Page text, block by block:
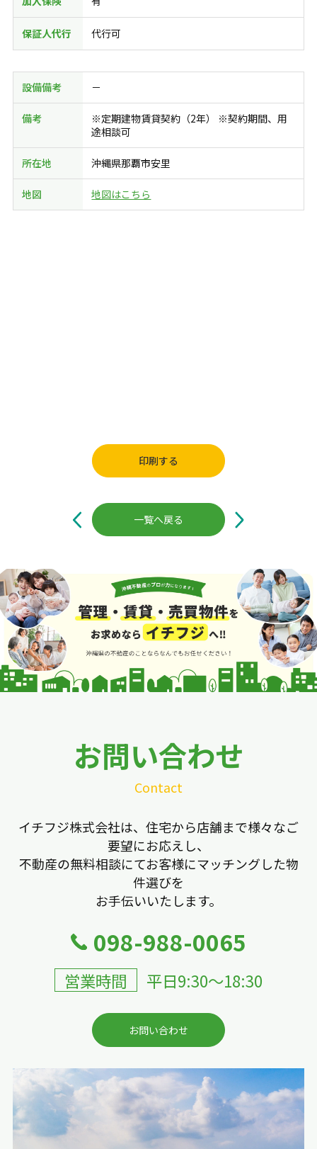
保証人代行 代行可
設備備考 －
備考
※定期建物賃貸契約（2年） ※契約期間、用
途相談可
所在地 沖縄県那覇市安里
地図 地図はこちら
印刷する
シ
ョ
ン
一覧へ戻る
お問い合わせ
Contact
イチフジ株式会社は、住宅から店舗まで様々なご
要望にお応えし、
不動産の無料相談にてお客様にマッチングした物
件選びを
お手伝いいたします。
098-988-0065
営業時間 平日9:30〜18:30
お問い合わせ